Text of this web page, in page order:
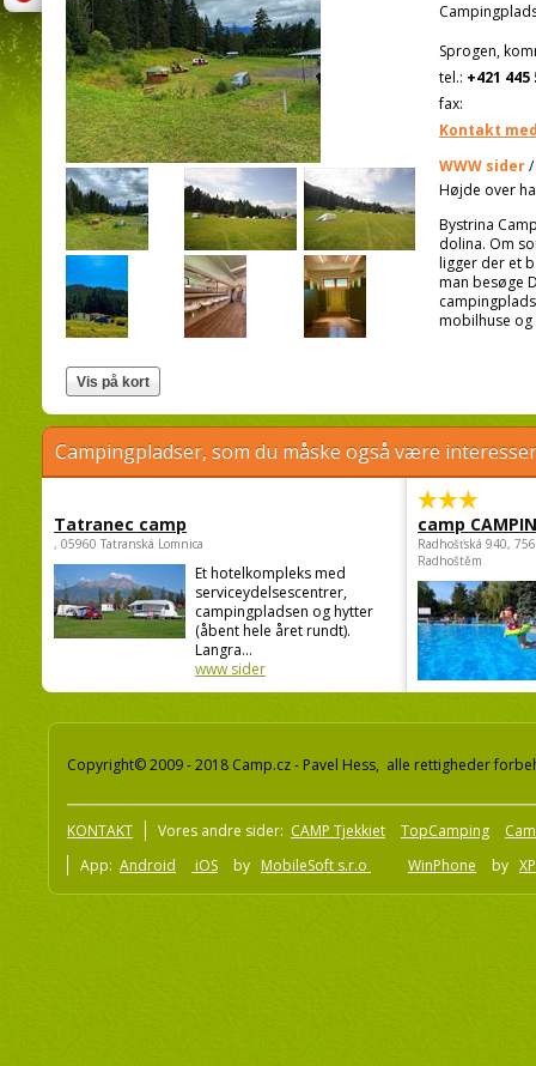
Sprogen,
tel.: +421 445
fax:
Kontakt
WWW sider/
Højde over
Bystrina
dolina. Om
ligger der et
man besøge
mobilhuse
Campingpladser, som du måske også være
Tatranec camp
, 05960 Tatranská Lomnica
Et hotelkompleks med
serviceydelsescentrer,
campingpladsen og hytter
(åbent hele året rundt).
Langra...
www sider
camp
Radhošťská 940,
Radhoštěm
Copyright© 2009 - 2018 Camp.cz - Pavel Hess, alle rettigheder
KONTAKT Vores andre sider: CAMP Tjekkiet TopCamping
App: Android iOS by MobileSoft s.r.o WinPhone by